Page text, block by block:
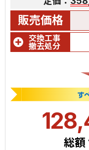
販売価格
交換工事
撤去処分
総額